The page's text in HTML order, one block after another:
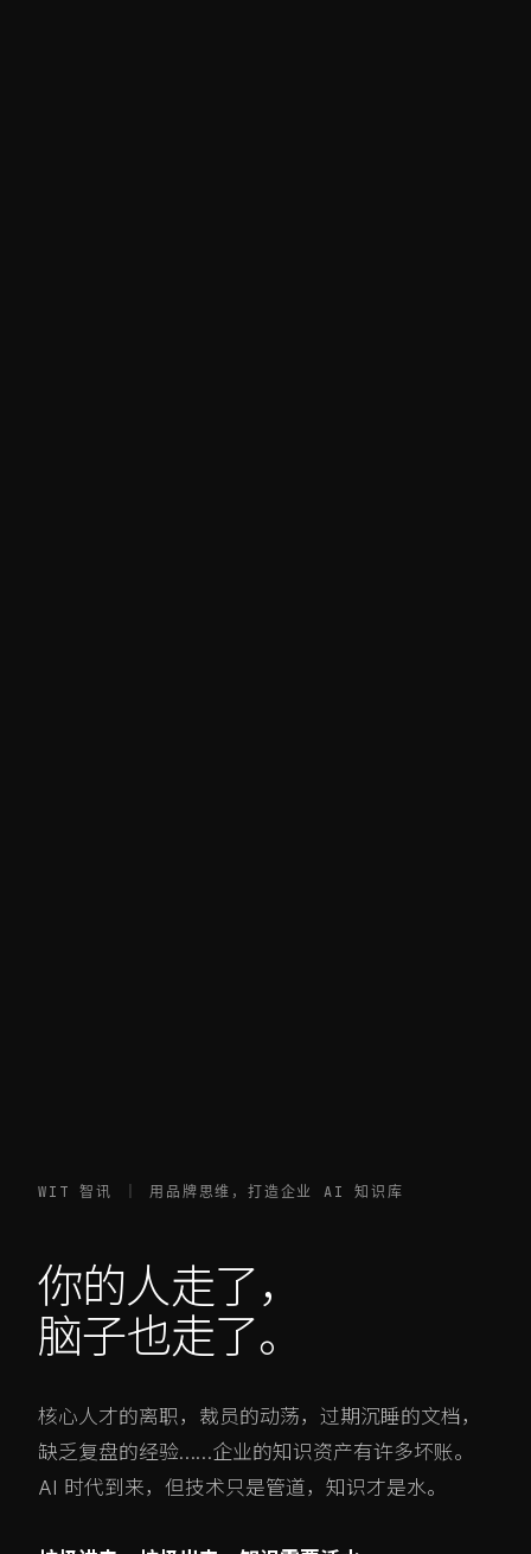
WIT 智讯 ｜ 用品牌思维，打造企业 AI 知识库
你的人走了，
脑子也走了。
核心人才的离职，裁员的动荡，过期沉睡的文档，
缺乏复盘的经验……企业的知识资产有许多坏账。
AI 时代到来，但技术只是管道，知识才是水。